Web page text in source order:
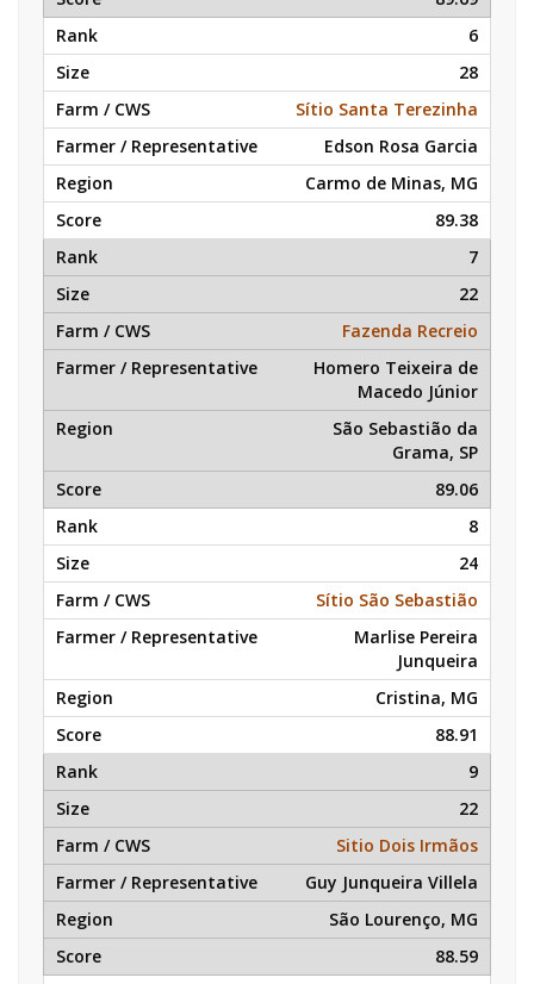
6
28
Sítio Santa Terezinha
Edson Rosa Garcia
Carmo de Minas, MG
89.38
7
22
Fazenda Recreio
Homero Teixeira de
Macedo Júnior
São Sebastião da
Grama, SP
89.06
8
24
Sítio São Sebastião
Marlise Pereira
Junqueira
Cristina, MG
88.91
9
22
Sitio Dois Irmãos
Guy Junqueira Villela
São Lourenço, MG
88.59